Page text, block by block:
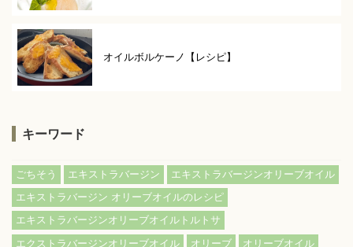
オイルボルケーノ【レシピ】
キーワード
ごちそう エキストラバージン
エキストラバージンオリーブオイル
エキストラバージン オリーブオイルのレシピ
エキストラバージンオリーブオイルトルトサ
エクストラバージンオリーブオイル
オリーブ
オリーブオイル